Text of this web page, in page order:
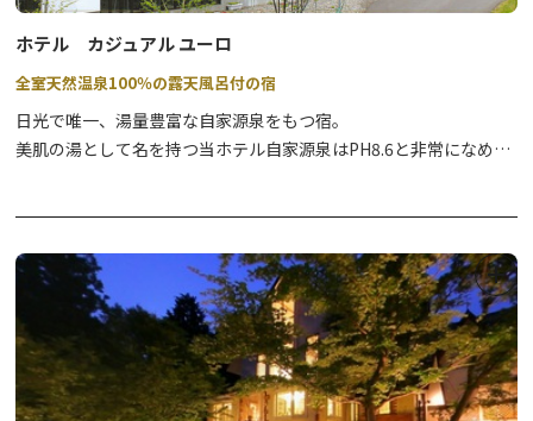
ホテル カジュアル ユーロ
全室天然温泉100％の露天風呂付の宿
日光で唯一、湯量豊富な自家源泉をもつ宿。
美肌の湯として名を持つ当ホテル自家源泉はPH8.6と非常になめら